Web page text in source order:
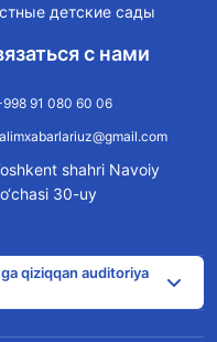
детские сады
с нами
91 080 60 06
shahri Navoiy
30-uy
qiziqqan auditoriya